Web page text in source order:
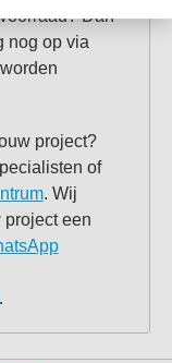
Dan
nog op via
project?
of
. Wij
een
.